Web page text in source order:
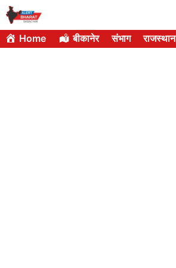
Skip
to
content
Home बीकानेर संभाग राजस्थान